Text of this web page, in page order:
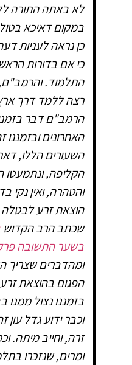
לא באתה התורה
במקום דאיכא
כן נראה לעניות
כי אם בדורות
התלמוד.
רצה ללמד דרך
הרמב"ם דבר
האחרונים ובזמננו
השעורים הללו,
הקליפה, ונתמעטו
והטהרה, ואין נקי
הוצאת זרע לבטלה
שכתב הרב הקדוש
בשער התשובה
ומהדברים שצריך
הפגום בהוצאת
בזמננו נצול ממנו
וכבר ידוע גדל
זרה, וחייב מיתה.
ומרים, שנזכרו